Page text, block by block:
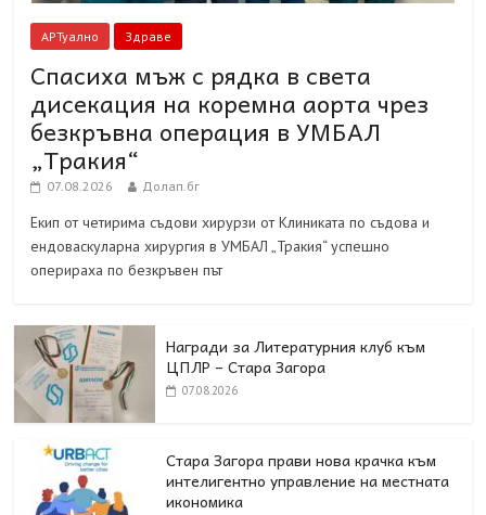
АРТуално Здраве
Спасиха мъж с рядка в света
дисекация на коремна аорта чрез
безкръвна операция в УМБАЛ
„Тракия“
07.08.2026 Долап.бг
Екип от четирима съдови хирурзи от Клиниката по съдова и
ендоваскуларна хирургия в УМБАЛ „Тракия“ успешно
оперираха по безкръвен път
Награди за Литературния клуб към
ЦПЛР – Стара Загора
07.08.2026
Стара Загора прави нова крачка към
интелигентно управление на местната
икономика